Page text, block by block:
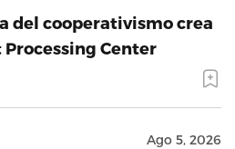
del cooperativismo crea
Center
Ago 5, 2026